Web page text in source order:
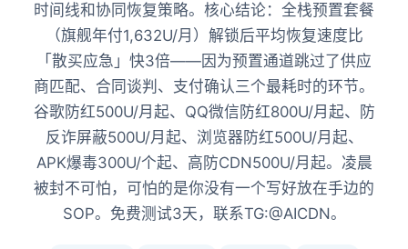
时间线和协同恢复策略。核心结论：全栈预置套餐
（旗舰年付1,632U/月）解锁后平均恢复速度比
「散买应急」快3倍——因为预置通道跳过了供应
商匹配、合同谈判、支付确认三个最耗时的环节。
谷歌防红500U/月起、QQ微信防红800U/月起、防
反诈屏蔽500U/月起、浏览器防红500U/月起、
APK爆毒300U/个起、高防CDN500U/月起。凌晨
被封不可怕，可怕的是你没有一个写好放在手边的
SOP。免费测试3天，联系TG:@AICDN。